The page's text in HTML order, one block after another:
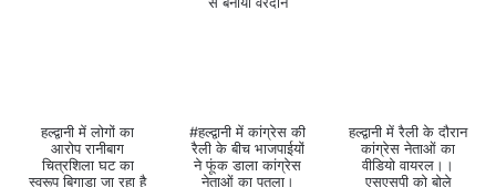
हल्द्वानी में लोगों का
आरोप रानीबाग
चित्रशिला घट का
स्वरूप बिगाड़ा जा रहा है
#हल्द्वानी में कांग्रेस की
रैली के बीच भाजपाईयों
ने फूंक डाला कांग्रेस
नेताओं का पुतला।
हल्द्वानी में रैली के दौरान
कांग्रेस नेताओं का
वीडियो वायरल।।
एसएसपी को बोले